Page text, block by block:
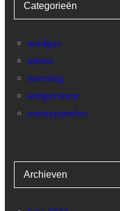
Categorieën
aardgas
meteo
neerslag
temperatuur
zonnepanelen
Archieven